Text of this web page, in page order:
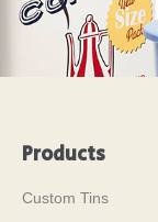
Products
Custom Tins